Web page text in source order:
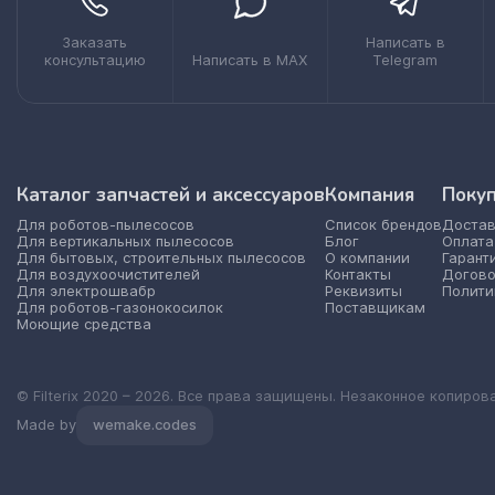
Заказать
консультацию
Написать в MAX
Написать в
Telegram
Каталог запчастей и аксессуаров
Для роботов-пылесосов
Для вертикальных пылесосов
Для бытовых, строительных пылесосов
Для воздухоочистителей
Для электрошвабр
Для роботов-газонокосилок
Моющие средства
Компания
Список брендов
Блог
О компании
Контакты
Реквизиты
Поставщикам
Оплата
© Filterix 2020 – 2026. Все права защищены. Незаконное
Made by
wemake.codes